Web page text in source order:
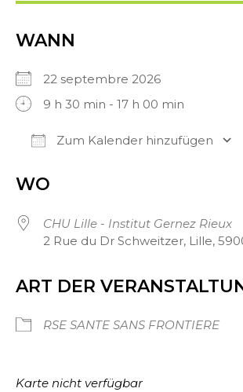
WANN
22 septembre 2026
9 h 30 min - 17 h 00 min
Zum Kalender hinzufügen
WO
CHU Lille - Institut Gernez Rieux
2 Rue du Dr Schweitzer, Lille,
ART DER
RSE SANTE SANS FRONTIERE
Karte nicht verfügbar